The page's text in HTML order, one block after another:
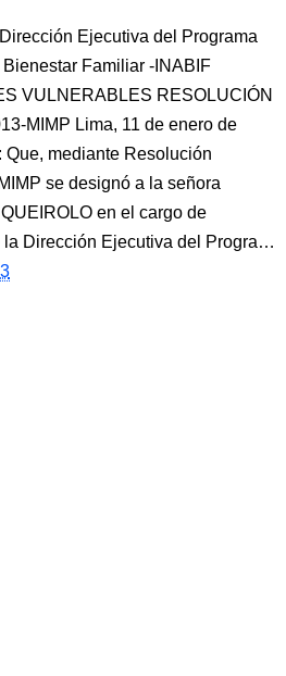
Ejecutiva del Programa
Familiar -INABIF
VULNERABLES RESOLUCIÓN
MIMP Lima, 11 de enero de
mediante Resolución
se designó a la señora
en el cargo de
la Dirección Ejecutiva del Progra…